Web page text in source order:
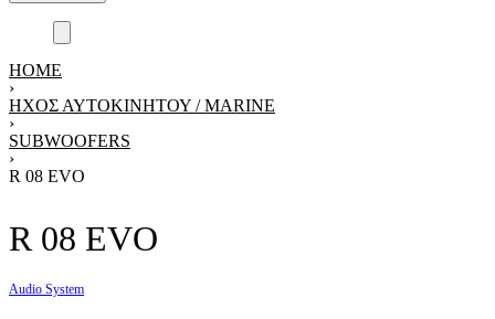
HOME
›
ΗΧΟΣ ΑΥΤΟΚΙΝΗΤΟΥ / MARINE
›
SUBWOOFERS
›
R 08 EVO
R 08 EVO
Audio System